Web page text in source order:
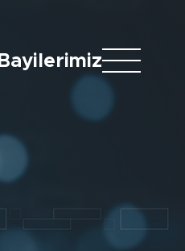
Bayilerimiz